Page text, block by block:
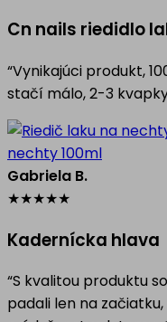
Cn nails riedidlo
“Vynikajúci produkt,
stačí málo, 2-3
nechty 100ml
Gabriela B.
★★★★★
Kadernícka hlava
“S kvalitou produktu
padali len na